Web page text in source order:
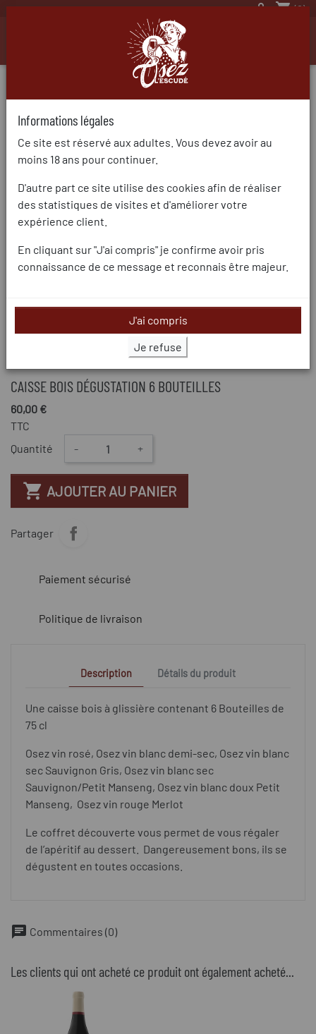
 shopping_cart(0)
CAISSE BOIS DÉGUSTATION 6 BOUTEILLES
60,00 €
TTC
Quantité
- +
 AJOUTER AU PANIER
Partager
Paiement sécurisé
Politique de livraison
Description Détails du produit
Une caisse bois à glissière contenant 6 Bouteilles de
75 cl
Osez vin rosé, Osez vin blanc demi-sec, Osez vin blanc
sec Sauvignon Gris, Osez vin blanc sec
Sauvignon/Petit Manseng, Osez vin blanc doux Petit
Manseng, Osez vin rouge Merlot
Le coffret découverte vous permet de vous régaler
de l’apéritif au dessert. Dangereusement bons, ils se
dégustent en toutes occasions.
chat Commentaires (0)
Les clients qui ont acheté ce produit ont également acheté...
Informations légales
Ce site est réservé aux adultes. Vous devez avoir au
moins 18 ans pour continuer.
D'autre part ce site utilise des cookies afin de réaliser
des statistiques de visites et d'améliorer votre
expérience client.
En cliquant sur "J'ai compris" je confirme avoir pris
connaissance de ce message et reconnais être majeur.
Je refuse
J'ai compris